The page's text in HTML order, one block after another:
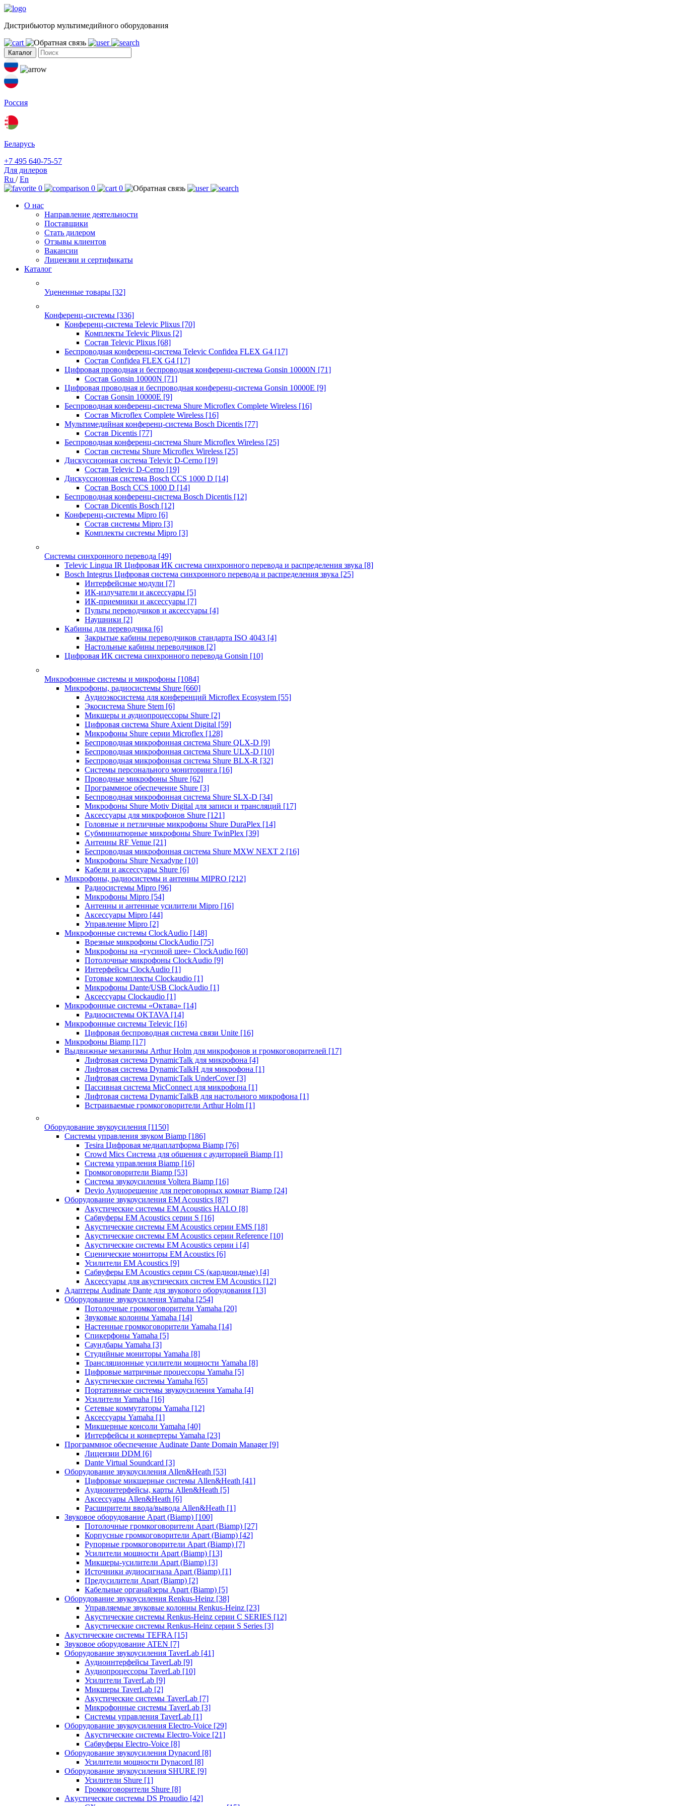
Дистрибьютор мультимедийного оборудования
Каталог
Россия
Беларусь
+7 495 640-75-57
Для дилеров
Ru /En
0
0
0
О нас
Направление деятельности
Поставщики
Стать дилером
Отзывы клиентов
Вакансии
Лицензии и сертификаты
Каталог
Уцененные товары [32]
Конференц-системы [336]
Конференц-система Televic Plixus [70]
Комплекты Televic Plixus [2]
Состав Televic Plixus [68]
Беспроводная конференц-система Televic Confidea FLEX G4 [17]
Состав Confidea FLEX G4 [17]
Цифровая проводная и беспроводная конференц-система Gonsin 10000N [71]
Состав Gonsin 10000N [71]
Цифровая проводная и беспроводная конференц-система Gonsin 10000E [9]
Состав Gonsin 10000E [9]
Беспроводная конференц-система Shure Microflex Complete Wireless [16]
Состав Microflex Complete Wireless [16]
Мультимедийная конференц-система Bosch Dicentis [77]
Состав Dicentis [77]
Беспроводная конференц-система Shure Microflex Wireless [25]
Состав системы Shure Microflex Wireless [25]
Дискуссионная система Televic D-Cerno [19]
Состав Televic D-Cerno [19]
Дискуссионная система Bosch CCS 1000 D [14]
Состав Bosch CCS 1000 D [14]
Беспроводная конференц-система Bosch Dicentis [12]
Состав Dicentis Bosch [12]
Конференц-системы Mipro [6]
Состав системы Mipro [3]
Комплекты системы Mipro [3]
Системы синхронного перевода [49]
Televic Lingua IR Цифровая ИК система синхронного перевода и распределения звука [8]
Bosch Integrus Цифровая система синхронного перевода и распределения звука [25]
Интерфейсные модули [7]
ИК-излучатели и аксессуары [5]
ИК-приемники и аксессуары [7]
Пульты переводчиков и аксессуары [4]
Наушники [2]
Кабины для переводчика [6]
Закрытые кабины переводчиков стандарта ISO 4043 [4]
Настольные кабины переводчиков [2]
Цифровая ИК система синхронного перевода Gonsin [10]
Микрофонные системы и микрофоны [1084]
Микрофоны, радиосистемы Shure [660]
Аудиоэкосистема для конференций Microflex Ecosystem [55]
Экосистема Shure Stem [6]
Микшеры и аудиопроцессоры Shure [2]
Цифровая система Shure Axient Digital [59]
Микрофоны Shure серии Microflex [128]
Беспроводная микрофонная система Shure QLX-D [9]
Беспроводная микрофонная система Shure ULX-D [10]
Беспроводная микрофонная система Shure BLX-R [32]
Системы персонального мониторинга [16]
Проводные микрофоны Shure [62]
Программное обеспечение Shure [3]
Беспроводная микрофонная система Shure SLX-D [34]
Микрофоны Shure Motiv Digital для записи и трансляций [17]
Аксессуары для микрофонов Shure [121]
Головные и петличные микрофоны Shure DuraPlex [14]
Субминиатюрные микрофоны Shure TwinPlex [39]
Антенны RF Venue [21]
Беспроводная микрофонная система Shure MXW NEXT 2 [16]
Микрофоны Shure Nexadyne [10]
Кабели и аксессуары Shure [6]
Микрофоны, радиосистемы и антенны MIPRO [212]
Радиосистемы Mipro [96]
Микрофоны Mipro [54]
Антенны и антенные усилители Mipro [16]
Аксессуары Mipro [44]
Управление Mipro [2]
Микрофонные системы ClockAudio [148]
Врезные микрофоны ClockAudio [75]
Микрофоны на «гусиной шее» ClockAudio [60]
Потолочные микрофоны ClockAudio [9]
Интерфейсы ClockAudio [1]
Готовые комплекты Clockaudio [1]
Микрофоны Dante/USB ClockAudio [1]
Аксессуары Clockaudio [1]
Микрофонные системы «Октава» [14]
Радиосистемы OKTAVA [14]
Микрофонные системы Televic [16]
Цифровая беспроводная система связи Unite [16]
Микрофоны Biamp [17]
Выдвижные механизмы Arthur Holm для микрофонов и громкоговорителей [17]
Лифтовая система DynamicTalk для микрофона [4]
Лифтовая система DynamicTalkH для микрофона [1]
Лифтовая система DynamicTalk UnderCover [3]
Пассивная система MicConnect для микрофона [1]
Лифтовая система DynamicTalkB для настольного микрофона [1]
Встраиваемые громкоговорители Arthur Holm [1]
Оборудование звукоусиления [1150]
Системы управления звуком Biamp [186]
Tesira Цифровая медиаплатформа Biamp [76]
Crowd Mics Система для общения с аудиторией Biamp [1]
Система управления Biamp [16]
Громкоговорители Biamp [53]
Система звукоусиления Voltera Biamp [16]
Devio Аудиорешение для переговорных комнат Biamp [24]
Оборудование звукоусиления EM Acoustics [87]
Акустические системы EM Acoustics HALO [8]
Сабвуферы EM Acoustics серии S [16]
Акустические системы EM Acoustics серии EMS [18]
Акустические системы EM Acoustics серии Reference [10]
Акустические системы EM Acoustics серии i [4]
Сценические мониторы EM Acoustics [6]
Усилители EM Acoustics [9]
Сабвуферы EM Acoustics серии CS (кардиоидные) [4]
Аксессуары для акустических систем EM Acoustics [12]
Адаптеры Audinate Dante для звукового оборудования [13]
Оборудование звукоусиления Yamaha [254]
Потолочные громкоговорители Yamaha [20]
Звуковые колонны Yamaha [14]
Настенные громкоговорители Yamaha [14]
Спикерфоны Yamaha [5]
Саундбары Yamaha [3]
Студийные мониторы Yamaha [8]
Трансляционные усилители мощности Yamaha [8]
Цифровые матричные процессоры Yamaha [5]
Акустические системы Yamaha [65]
Портативные системы звукоусиления Yamaha [4]
Усилители Yamaha [16]
Сетевые коммутаторы Yamaha [12]
Аксессуары Yamaha [1]
Микшерные консоли Yamaha [40]
Интерфейсы и конвертеры Yamaha [23]
Программное обеспечение Audinate Dante Domain Manager [9]
Лицензии DDM [6]
Dante Virtual Soundcard [3]
Оборудование звукоусиления Allen&Heath [53]
Цифровые микшерные системы Allen&Heath [41]
Аудиоинтерфейсы, карты Allen&Heath [5]
Аксессуары Allen&Heath [6]
Расширители ввода/вывода Allen&Heath [1]
Звуковое оборудование Apart (Biamp) [100]
Потолочные громкоговорители Apart (Biamp) [27]
Корпусные громкоговорители Apart (Biamp) [42]
Рупорные громкоговорители Apart (Biamp) [7]
Усилители мощности Apart (Biamp) [13]
Микшеры-усилители Apart (Biamp) [3]
Источники аудиосигнала Apart (Biamp) [1]
Предусилители Apart (Biamp) [2]
Кабельные органайзеры Apart (Biamp) [5]
Оборудование звукоусиления Renkus-Heinz [38]
Управляемые звуковые колонны Renkus-Heinz [23]
Акустические системы Renkus-Heinz серии C SERIES [12]
Акустические системы Renkus-Heinz серии S Series [3]
Акустические системы TEFRA [15]
Звуковое оборудование ATEN [7]
Оборудование звукоусиления TaverLab [41]
Аудиоинтерфейсы TaverLab [9]
Аудиопроцессоры TaverLab [10]
Усилители TaverLab [9]
Микшеры TaverLab [2]
Акустические системы TaverLab [7]
Микрофонные системы TaverLab [3]
Системы управления TaverLab [1]
Оборудование звукоусиления Electro-Voice [29]
Акустические системы Electro-Voice [21]
Сабвуферы Electro-Voice [8]
Оборудование звукоусиления Dynacord [8]
Усилители мощности Dynacord [8]
Оборудование звукоусиления SHURE [9]
Усилители Shure [1]
Громкоговорители Shure [8]
Акустические системы DS Proaudio [42]